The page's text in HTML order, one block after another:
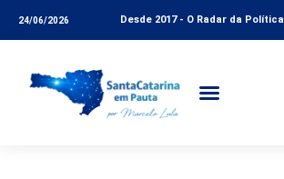
24/06/2026 Desde 2017 - O Radar da Política